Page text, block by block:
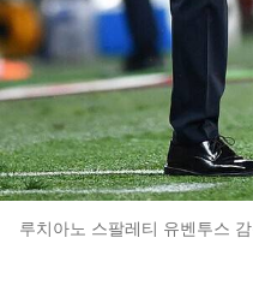
루치아노 스팔레티 유벤투스